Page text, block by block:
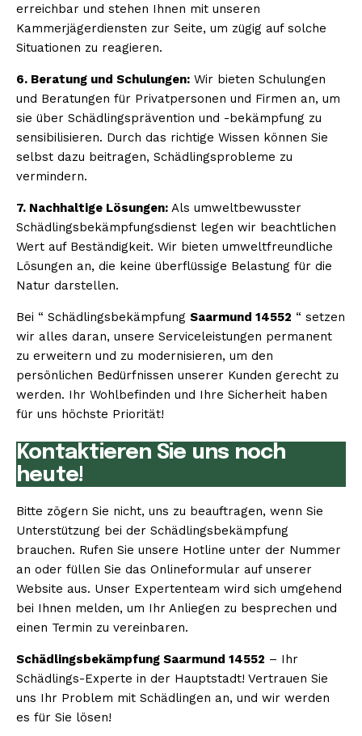
erreichbar und stehen Ihnen mit unseren
Kammerjägerdiensten zur Seite, um zügig auf solche
Situationen zu reagieren.
6. Beratung und Schulungen: Wir bieten Schulungen
und Beratungen für Privatpersonen und Firmen an, um
sie über Schädlingsprävention und -bekämpfung zu
sensibilisieren. Durch das richtige Wissen können Sie
selbst dazu beitragen, Schädlingsprobleme zu
vermindern.
7. Nachhaltige Lösungen: Als umweltbewusster
Schädlingsbekämpfungsdienst legen wir beachtlichen
Wert auf Beständigkeit. Wir bieten umweltfreundliche
Lösungen an, die keine überflüssige Belastung für die
Natur darstellen.
Bei “ Schädlingsbekämpfung Saarmund 14552 “ setzen
wir alles daran, unsere Serviceleistungen permanent
zu erweitern und zu modernisieren, um den
persönlichen Bedürfnissen unserer Kunden gerecht zu
werden. Ihr Wohlbefinden und Ihre Sicherheit haben
für uns höchste Priorität!
Kontaktieren Sie uns noch
heute!
Bitte zögern Sie nicht, uns zu beauftragen, wenn Sie
Unterstützung bei der Schädlingsbekämpfung
brauchen. Rufen Sie unsere Hotline unter der Nummer
an oder füllen Sie das Onlineformular auf unserer
Website aus. Unser Expertenteam wird sich umgehend
bei Ihnen melden, um Ihr Anliegen zu besprechen und
einen Termin zu vereinbaren.
Schädlingsbekämpfung Saarmund 14552 – Ihr
Schädlings-Experte in der Hauptstadt! Vertrauen Sie
uns Ihr Problem mit Schädlingen an, und wir werden
es für Sie lösen!